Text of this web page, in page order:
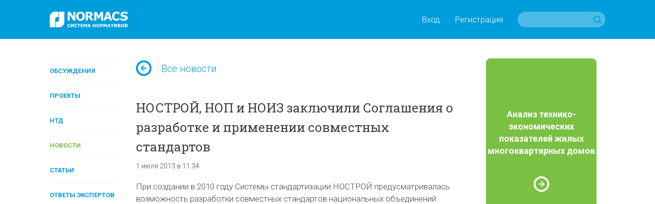
Вход Регистрация
ОБСУЖДЕНИЯ
ПРОЕКТЫ
НТД
НОВОСТИ
СТАТЬИ
ОТВЕТЫ ЭКСПЕРТОВ
Все новости
НОСТРОЙ, НОП и НОИЗ заключили Соглашения о
разработке и применении совместных
стандартов
1 июля 2013 в 11:34
При создании в 2010 году Системы стандартизации НОСТРОЙ предусматривалась
возможность разработки совместных стандартов национальных объединений
Анализ технико-
экономических
показателей жилых
многоквартирных домов